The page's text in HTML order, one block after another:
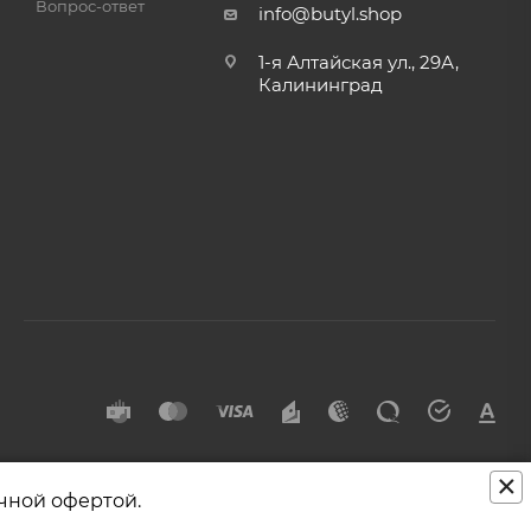
Вопрос-ответ info@butyl.shop
1-я Алтайская ул., 29А,
Калининград
×
офертой.